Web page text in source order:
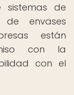
sistemas de
envases
están
con la
con el